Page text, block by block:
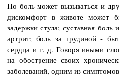
Но боль может вызываться и
дискомфорт в животе может
задержки стула; суставная
артрит; боль за грудиной -
сердца и т. д. Говоря иными
на обострение своих
заболеваний, одним из